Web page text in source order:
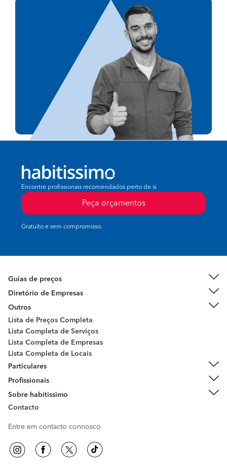
Encontre profissionais recomendados perto de si
Peça orçamentos
Gratuito e sem compromisso.
Guias de preços
Diretório de Empresas
Outros
Lista de Preços Completa
Lista Completa de Serviços
Lista Completa de Empresas
Lista Completa de Locais
Particulares
Profissionais
Sobre habitissimo
Contacto
Entre em contacto connosco